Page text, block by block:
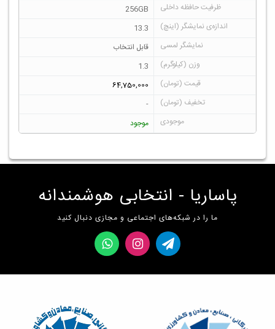
256GB
13.3
قابل انتخاب
1.3
64,750,000
-
موجود
پاساریا - انتخابی هوشمندانه
ما را در شبکه‌های اجتماعی و مجازی دنبال کنید